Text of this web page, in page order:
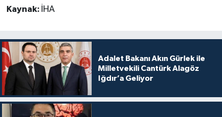
Kaynak: İHA
Adalet Bakanı Akın Gürlek ile
Milletvekili Cantürk Alagöz
Iğdır’a Geliyor